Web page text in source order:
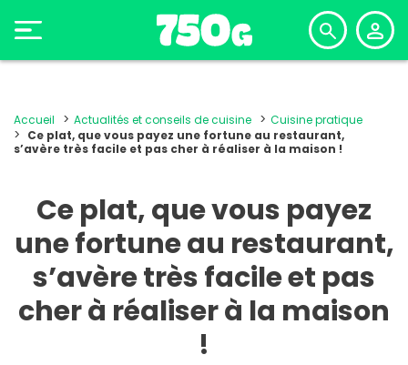
Accueil Actualités et conseils de cuisine
Cuisine pratique
Ce plat, que vous payez une fortune au restaurant,
s’avère très facile et pas cher à réaliser à la maison !
Ce plat, que vous payez
une fortune au restaurant,
s’avère très facile et pas
cher à réaliser à la maison
!